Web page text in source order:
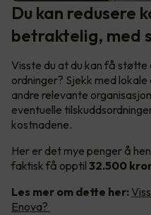
Du kan redusere
betraktelig, med
Visste du at du kan få støtte
ordninger? Sjekk med
andre relevante
eventuelle
kostnadene.
Her er det mye penger å
faktisk få opptil 32.500
Les mer om dette her:
Enova?